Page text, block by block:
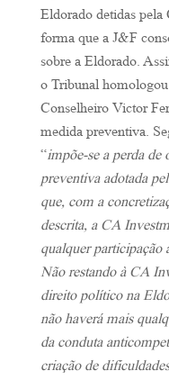
Eldorado detidas
forma que a J&F
sobre a Eldorado.
o Tribunal
Conselheiro Victor
medida preventiva.
“impõe-se a perda de
preventiva adotada
que, com a
descrita, a CA
qualquer participação
Não restando à CA
direito político na
não haverá mais
da conduta
criação de